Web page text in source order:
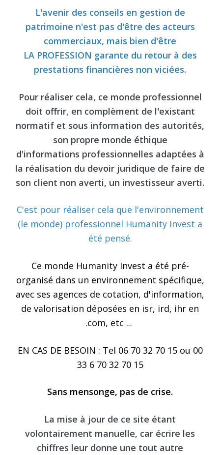
L'avenir des conseils en gestion de
patrimoine n'est pas d'être des acteurs
commerciaux, mais bien d'être
LA PROFESSION garante du retour à des
prestations financières non viciées.
Pour réaliser cela, ce monde professionnel
doit offrir, en complèment de l'existant
normatif et sous information des autorités,
son propre monde éthique
d'informations professionnelles adaptées à
la réalisation du devoir juridique de faire de
son client non averti, un investisseur averti.
C'est pour réaliser cela que l'environnement
(le monde) professionnel Humanity Invest a
été pensé.
Ce monde Humanity Invest a été pré-
organisé dans un environnement spécifique,
avec ses agences de cotation, d'information,
de valorisation déposées en isr, ird, ihr en
.com, etc ...
EN CAS DE BESOIN : Tel 06 70 32 70 15 ou 00
33 6 70 32 70 15
Sans mensonge, pas de crise.
La mise à jour de ce site étant
volontairement manuelle, car écrire les
chiffres leur donne une tout autre